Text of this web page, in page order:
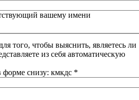
вашему имени
того, чтобы выяснить, являетесь ли
из себя автоматическую
снизу: кмкдс *